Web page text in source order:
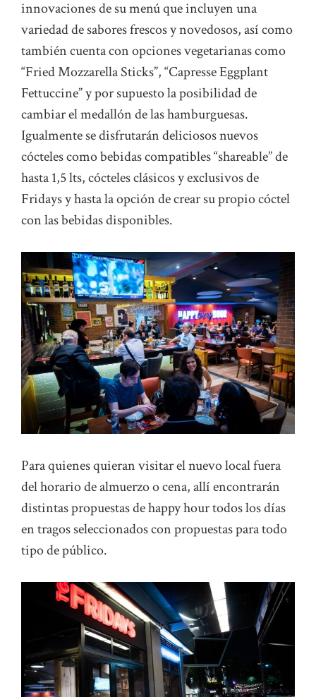
innovaciones de su menú que incluyen una
variedad de sabores frescos y novedosos, así como
también cuenta con opciones vegetarianas como
“Fried Mozzarella Sticks”, “Capresse Eggplant
Fettuccine” y por supuesto la posibilidad de
cambiar el medallón de las hamburguesas.
Igualmente se disfrutarán deliciosos nuevos
cócteles como bebidas compatibles “shareable” de
hasta 1,5 lts, cócteles clásicos y exclusivos de
Fridays y hasta la opción de crear su propio cóctel
con las bebidas disponibles.
Para quienes quieran visitar el nuevo local fuera
del horario de almuerzo o cena, allí encontrarán
distintas propuestas de happy hour todos los días
en tragos seleccionados con propuestas para todo
tipo de público.